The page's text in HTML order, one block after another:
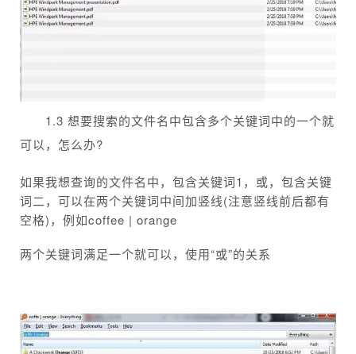
1.3 想要搜索的文件名中包含多个关键词中的一个就
可以，怎么办?
如果我想查询的文件名中，包含关键词1，或，包含关键
词二，可以在两个关键词中间加竖线(注意竖线前后都有
空格)，例如coffee | orange
两个关键词满足一个就可以，使用“或”的关系